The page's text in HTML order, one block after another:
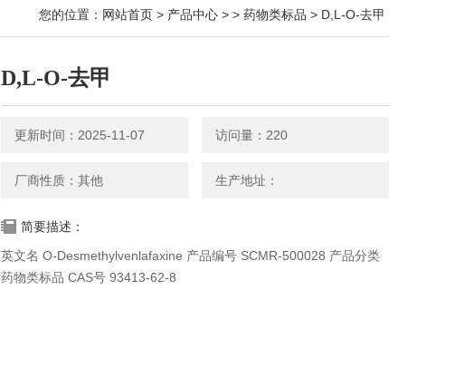
您的位置： 网站首页 > 产品中心 > > 药物类标品 > D,L-O-去甲
D,L-O-去甲
更新时间：2025-11-07 访问量：220
厂商性质：其他 生产地址：
简要描述：
英文名 O-Desmethylvenlafaxine 产品编号 SCMR-500028 产品分类
药物类标品 CAS号 93413-62-8